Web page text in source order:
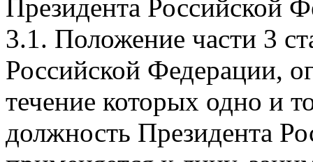
Президента Российской
3.1. Положение части 3
Российской Федерации,
течение которых одно и
должность Президента